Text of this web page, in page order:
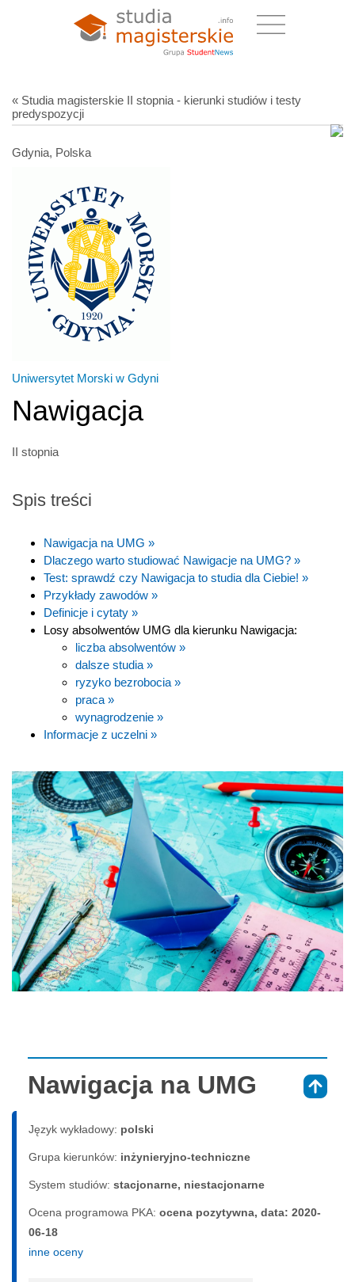
« Studia magisterskie II stopnia - kierunki studiów i testy
predyspozycji
Gdynia, Polska
Uniwersytet Morski w Gdyni
Nawigacja
II stopnia
Spis treści
Nawigacja na UMG »
Dlaczego warto studiować Nawigacje na UMG? »
Test: sprawdź czy Nawigacja to studia dla Ciebie! »
Przykłady zawodów »
Definicje i cytaty »
Losy absolwentów UMG dla kierunku Nawigacja:
liczba absolwentów »
dalsze studia »
ryzyko bezrobocia »
praca »
wynagrodzenie »
Informacje z uczelni »
Nawigacja na UMG
Język wykładowy: polski
Grupa kierunków: inżynieryjno-techniczne
System studiów: sta­cjo­nar­ne, nie­sta­cjo­nar­ne
Ocena programowa PKA: ocena pozytywna, data: 2020-
06-18
inne oceny